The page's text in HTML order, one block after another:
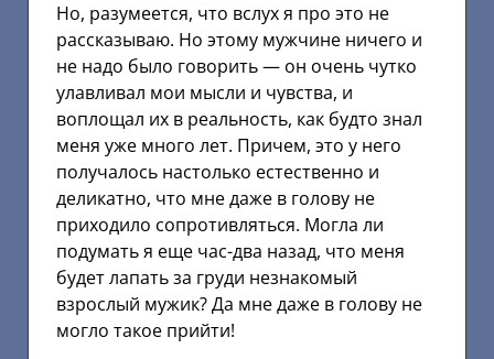
Но, разумеется, что вслух я про это не
рассказываю. Но этому мужчине ничего и
не надо было говорить — он очень чутко
улавливал мои мысли и чувства, и
воплощал их в реальность, как будто знал
меня уже много лет. Причем, это у него
получалось настолько естественно и
деликатно, что мне даже в голову не
приходило сопротивляться. Могла ли
подумать я еще час-два назад, что меня
будет лапать за груди незнакомый
взрослый мужик? Да мне даже в голову не
могло такое прийти!